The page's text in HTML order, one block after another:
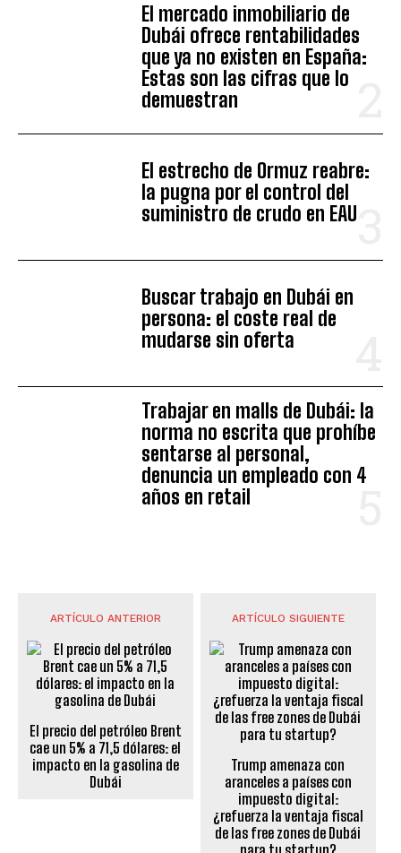
El mercado inmobiliario de
Dubái ofrece rentabilidades
que ya no existen en España:
Estas son las cifras que lo
demuestran
El estrecho de Ormuz reabre:
la pugna por el control del
suministro de crudo en EAU
Buscar trabajo en Dubái en
persona: el coste real de
mudarse sin oferta
Trabajar en malls de Dubái: la
norma no escrita que prohíbe
sentarse al personal,
denuncia un empleado con 4
años en retail
ARTÍCULO ANTERIOR
El precio del petróleo Brent
cae un 5% a 71,5 dólares: el
impacto en la gasolina de
Dubái
ARTÍCULO SIGUIENTE
Trump amenaza con
aranceles a países con
impuesto digital:
¿refuerza la ventaja fiscal
de las free zones de Dubái